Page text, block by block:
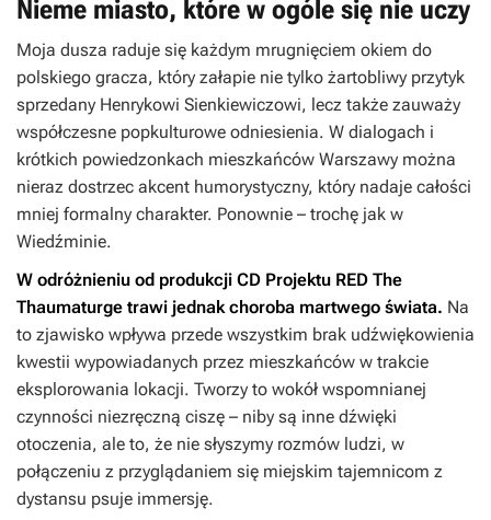
Nieme miasto, które w ogóle się nie uczy
Moja dusza raduje się każdym mrugnięciem okiem do
polskiego gracza, który załapie nie tylko żartobliwy przytyk
sprzedany Henrykowi Sienkiewiczowi, lecz także zauważy
współczesne popkulturowe odniesienia. W dialogach i
krótkich powiedzonkach mieszkańców Warszawy można
nieraz dostrzec akcent humorystyczny, który nadaje całości
mniej formalny charakter. Ponownie – trochę jak w
Wiedźminie.
W odróżnieniu od produkcji CD Projektu RED The
Thaumaturge trawi jednak choroba martwego świata. Na
to zjawisko wpływa przede wszystkim brak udźwiękowienia
kwestii wypowiadanych przez mieszkańców w trakcie
eksplorowania lokacji. Tworzy to wokół wspomnianej
czynności niezręczną ciszę – niby są inne dźwięki
otoczenia, ale to, że nie słyszymy rozmów ludzi, w
połączeniu z przyglądaniem się miejskim tajemnicom z
dystansu psuje immersję.